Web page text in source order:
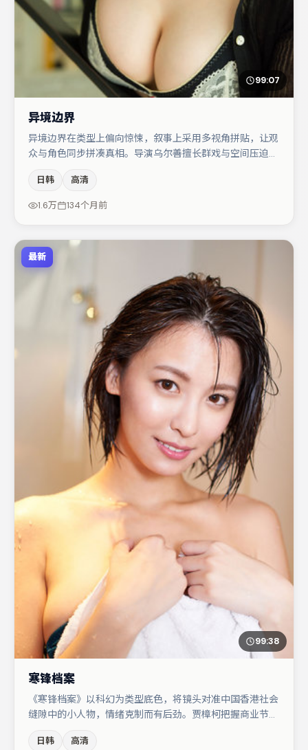
99:07
异境边界
异境边界在类型上偏向惊悚，叙事上采用多视角拼贴，让观
众与角色同步拼凑真相。导演乌尔善擅长群戏与空间压迫
手戏构成全片情感锚点，沈腾则以细节塑造推动谜题层层揭
开。节奏紧凑、反转有度，值得列入片单。
日韩 高清
1.6万 134个月前
最新
99:38
寒锋档案
《寒锋档案》以科幻为类型底色，将镜头对准中国香港社会
缝隙中的小人物，情绪克制而有后劲。贾樟柯把握商业节奏
菜奈与杨幂的对手戏构成全片情感锚点，汤唯则以细节塑造
日韩 高清